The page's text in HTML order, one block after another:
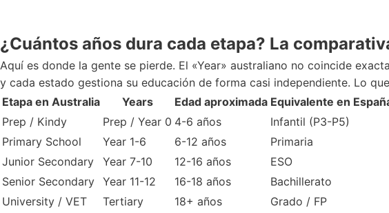
¿Cuántos años dura cada etapa? La
Aquí es donde la gente se pierde. El «Year» australiano no coincide
y cada estado gestiona su educación de forma casi independiente. Lo
Etapa en Australia
Years Edad aproximada Equivalente en
Prep / Kindy
Prep / Year 0 4-6 años
Infantil (P3-P5)
Primary School
Year 1-6 6-12 años
Primaria
Junior Secondary
Year 7-10 12-16 años
ESO
Senior Secondary Year 11-12 16-18 años
Bachillerato
University / VET
Tertiary 18+ años
Grado / FP